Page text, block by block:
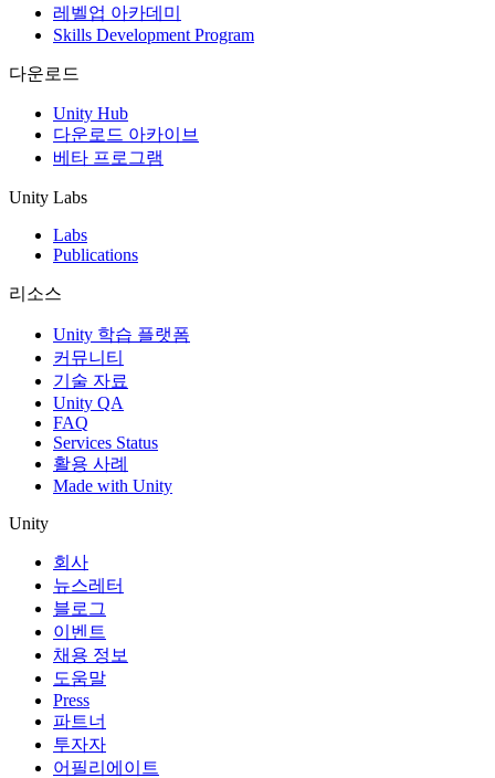
레벨업 아카데미
Skills Development Program
다운로드
Unity Hub
다운로드 아카이브
베타 프로그램
Unity Labs
Labs
Publications
리소스
Unity 학습 플랫폼
커뮤니티
기술 자료
Unity QA
FAQ
Services Status
활용 사례
Made with Unity
Unity
회사
뉴스레터
블로그
이벤트
채용 정보
도움말
Press
파트너
투자자
어필리에이트